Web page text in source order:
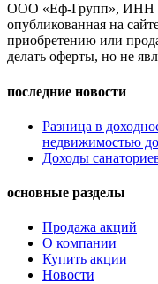
ООО «Еф-Групп», ИНН
опубликованная на
приобретению или
делать оферты, но не
последние новости
Разница в
недвижимостью
Доходы
основные разделы
Продажа акций
О компании
Купить акции
Новости